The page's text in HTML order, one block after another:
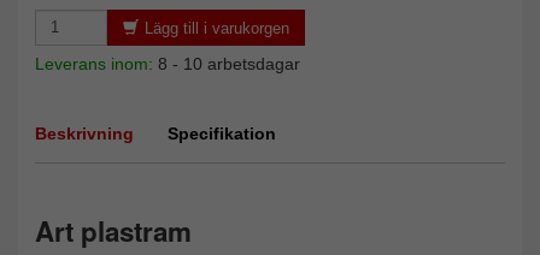
Lägg till i varukorgen
Leverans inom: 8 - 10 arbetsdagar
Beskrivning Specifikation
Art plastram